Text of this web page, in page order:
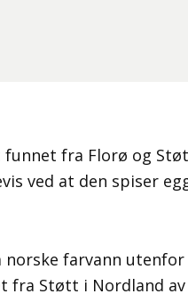
fra Florø og
ved at den spiser
farvann utenfor
fra Støtt i Nordland av